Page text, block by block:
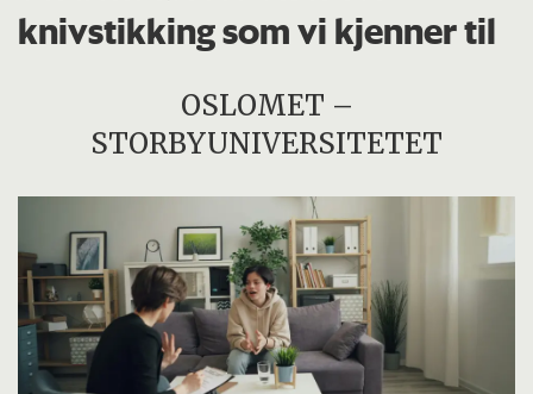
knivstikking som vi kjenner til
OSLOMET –
STORBYUNIVERSITETET